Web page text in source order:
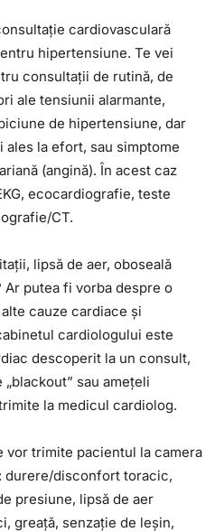
cardiovasculară
hipertensiune. Te vei
consultații de rutină, de
ale tensiunii alarmante,
de hipertensiune, dar
ales la efort, sau simptome
(angină). În acest caz
ecocardiografie, teste
CT.
lipsă de aer, oboseală
putea fi vorba despre o
cauze cardiace și
cardiologului este
descoperit la un consult,
sau amețeli
la medicul cardiolog.
vor trimite pacientul la camera
durere/disconfort toracic,
presiune, lipsă de aer
greață, senzație de leșin,